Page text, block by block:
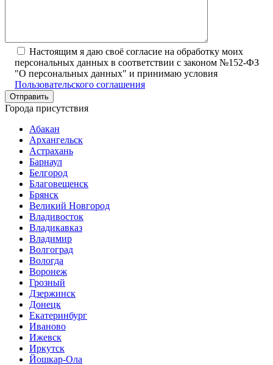
Настоящим я даю своё согласие на обработку моих
персональных данных в соответствии с законом №152-ФЗ
"О персональных данных" и принимаю условия
Пользовательского соглашения
Города присутствия
Абакан
Архангельск
Астрахань
Барнаул
Белгород
Благовещенск
Брянск
Великий Новгород
Владивосток
Владикавказ
Владимир
Волгоград
Вологда
Воронеж
Грозный
Дзержинск
Донецк
Екатеринбург
Иваново
Ижевск
Иркутск
Йошкар-Ола